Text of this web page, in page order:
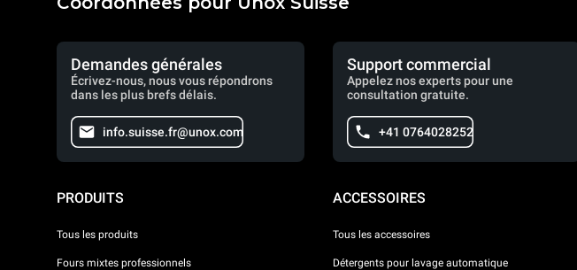
Demandes générales
Écrivez-nous, nous vous répondrons
dans les plus brefs délais.
info.suisse.fr@unox.com
Support commercial
Appelez nos experts pour une
consultation gratuite.
+41 0764028252
PRODUITS
Tous les produits
Fours mixtes professionnels
ACCESSOIRES
Tous les accessoires
Détergents pour lavage automatique